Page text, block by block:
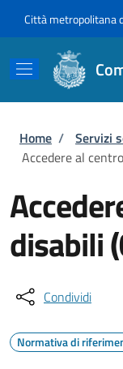
Città metropolitana
Briciole di
Home / Servizi
Accedere al
disabili
Condividi
Normativa di